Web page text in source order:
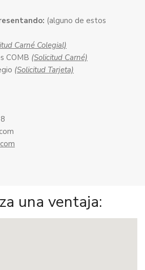
(alguno de estos
Carné Colegial)
COMB (Solicitud Carné)
(Solicitud Tarjeta)
una ventaja: